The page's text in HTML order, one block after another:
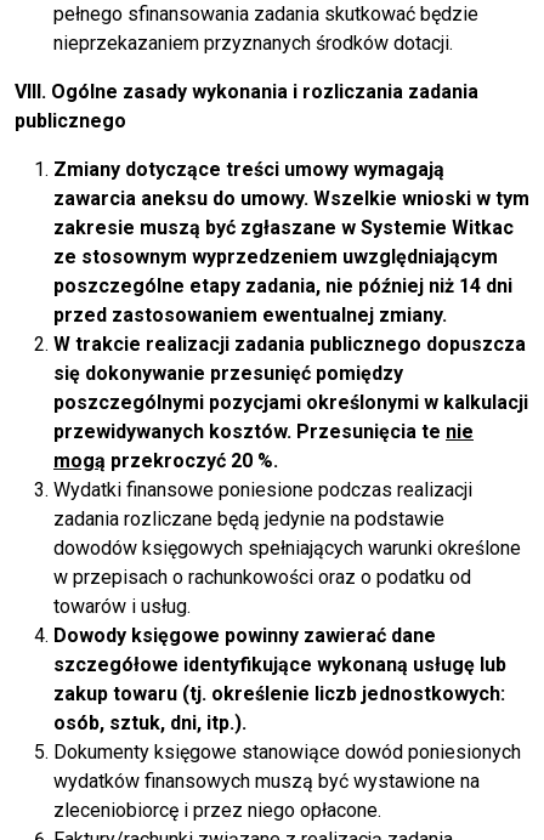
pełnego sfinansowania zadania skutkować będzie
nieprzekazaniem przyznanych środków dotacji.
VIII. Ogólne zasady wykonania i rozliczania zadania
publicznego
Zmiany dotyczące treści umowy wymagają
zawarcia aneksu do umowy. Wszelkie wnioski w tym
zakresie muszą być zgłaszane w Systemie Witkac
ze stosownym wyprzedzeniem uwzględniającym
poszczególne etapy zadania, nie później niż 14 dni
przed zastosowaniem ewentualnej zmiany.
W trakcie realizacji zadania publicznego dopuszcza
się dokonywanie przesunięć pomiędzy
poszczególnymi pozycjami określonymi w kalkulacji
przewidywanych kosztów. Przesunięcia te nie
mogą przekroczyć 20 %.
Wydatki finansowe poniesione podczas realizacji
zadania rozliczane będą jedynie na podstawie
dowodów księgowych spełniających warunki określone
w przepisach o rachunkowości oraz o podatku od
towarów i usług.
Dowody księgowe powinny zawierać dane
szczegółowe identyfikujące wykonaną usługę lub
zakup towaru (tj. określenie liczb jednostkowych:
osób, sztuk, dni, itp.).
Dokumenty księgowe stanowiące dowód poniesionych
wydatków finansowych muszą być wystawione na
zleceniobiorcę i przez niego opłacone.